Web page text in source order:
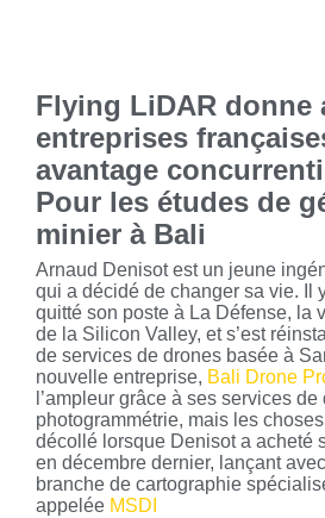
Flying LiDAR donne
entreprises
avantage
Pour les études de
minier à Bali
Arnaud Denisot est un jeune
qui a décidé de changer sa vie. Il
quitté son poste à La Défense, la
de la Silicon Valley, et s’est
de services de drones basée à
nouvelle entreprise, Bali Drone
l’ampleur grâce à ses services
photogrammétrie, mais les
décollé lorsque Denisot a acheté
en décembre dernier, lançant
branche de cartographie
appelée MSDI